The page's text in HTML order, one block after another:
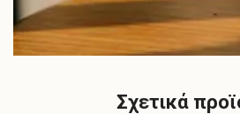
Σχετικά